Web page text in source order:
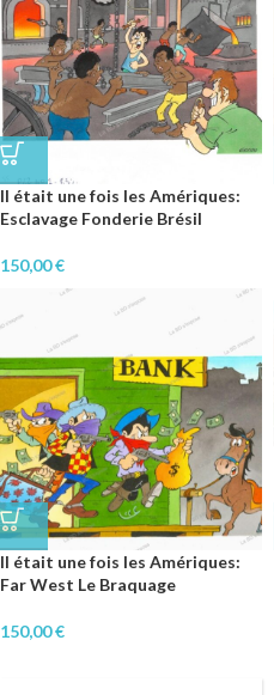
Il était une fois les Amériques:
Esclavage Fonderie Brésil
150,00€
Il était une fois les Amériques:
Far West Le Braquage
150,00€